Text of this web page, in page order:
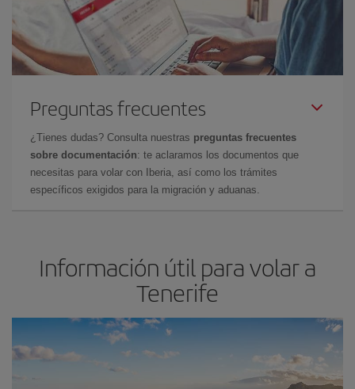
Preguntas frecuentes
¿Tienes dudas? Consulta nuestras preguntas frecuentes
sobre documentación: te aclaramos los documentos que
necesitas para volar con Iberia, así como los trámites
específicos exigidos para la migración y aduanas.
Información útil para volar a
Tenerife